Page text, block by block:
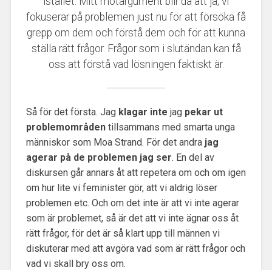
fokuserar på problemen just nu för att försöka få
grepp om dem och förstå dem och för att kunna
ställa rätt frågor. Frågor som i slutändan kan få
oss att förstå vad lösningen faktiskt är.
Så för det första. Jag klagar inte jag pekar ut
problemområdentillsammans med smarta unga
människor som Moa Strand. För det andra jag
agerar på de problemen jag ser. En del av
diskursen går annars åt att repetera om och om igen
om hur lite vi feminister gör, att vi aldrig löser
problemen etc. Och om det inte är att vi inte agerar
som är problemet, så är det att vi inte ägnar oss åt
rätt frågor, för det är så klart upp till männen vi
diskuterar med att avgöra vad som är rätt frågor och
vad vi skall bry oss om.